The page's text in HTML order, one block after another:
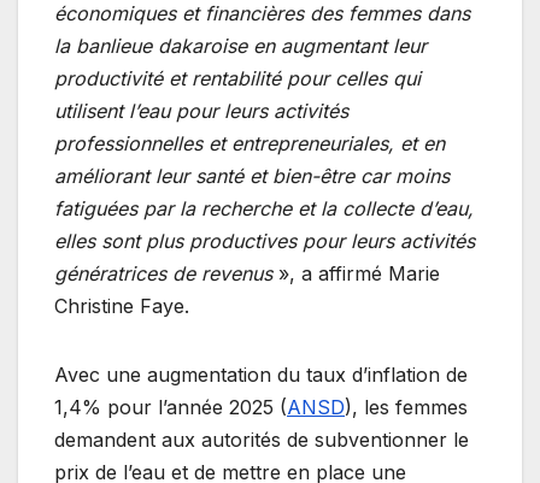
économiques et financières des femmes dans
la banlieue dakaroise en augmentant leur
productivité et rentabilité pour celles qui
utilisent l’eau pour leurs activités
professionnelles et entrepreneuriales, et en
améliorant leur santé et bien-être car moins
fatiguées par la recherche et la collecte d’eau,
elles sont plus productives pour leurs activités
génératrices de revenus», a affirmé Marie
Christine Faye.
Avec une augmentation du taux d’inflation de
1,4% pour l’année 2025 (ANSD), les femmes
demandent aux autorités de subventionner le
prix de l’eau et de mettre en place une